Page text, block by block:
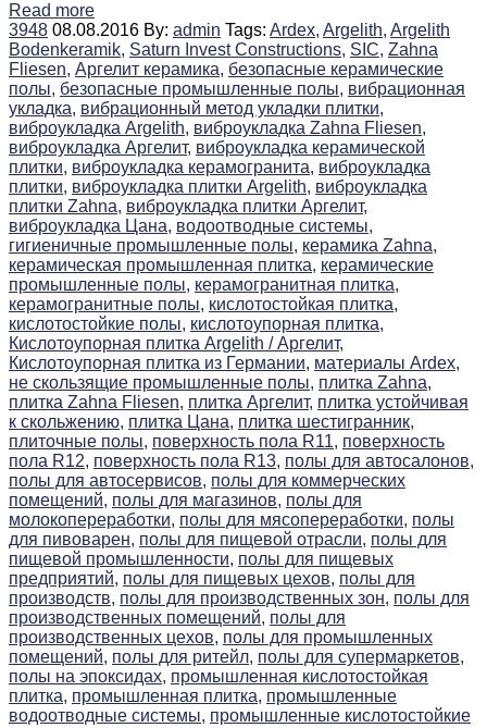
Read more
3948 08.08.2016 By: admin Tags: Ardex, Argelith, Argelith
Bodenkeramik, Saturn Invest Constructions, SIC, Zahna
Fliesen, Аргелит керамика, безопасные керамические
полы, безопасные промышленные полы, вибрационная
укладка, вибрационный метод укладки плитки,
виброукладка Argelith, виброукладка Zahna Fliesen,
виброукладка Аргелит, виброукладка керамической
плитки, виброукладка керамогранита, виброукладка
плитки, виброукладка плитки Argelith, виброукладка
плитки Zahna, виброукладка плитки Аргелит,
виброукладка Цана, водоотводные системы,
гигиеничные промышленные полы, керамика Zahna,
керамическая промышленная плитка, керамические
промышленные полы, керамогранитная плитка,
керамогранитные полы, кислотостойкая плитка,
кислотостойкие полы, кислотоупорная плитка,
Кислотоупорная плитка Argelith / Аргелит,
Кислотоупорная плитка из Германии, материалы Ardex,
не скользящие промышленные полы, плитка Zahna,
плитка Zahna Fliesen, плитка Аргелит, плитка устойчивая
к скольжению, плитка Цана, плитка шестигранник,
плиточные полы, поверхность пола R11, поверхность
пола R12, поверхность пола R13, полы для автосалонов,
полы для автосервисов, полы для коммерческих
помещений, полы для магазинов, полы для
молокопереработки, полы для мясопереработки, полы
для пивоварен, полы для пищевой отрасли, полы для
пищевой промышленности, полы для пищевых
предприятий, полы для пищевых цехов, полы для
производств, полы для производственных зон, полы для
производственных помещений, полы для
производственных цехов, полы для промышленных
помещений, полы для ритейл, полы для супермаркетов,
полы на эпоксидах, промышленная кислотостойкая
плитка, промышленная плитка, промышленные
водоотводные системы, промышленные кислотостойкие